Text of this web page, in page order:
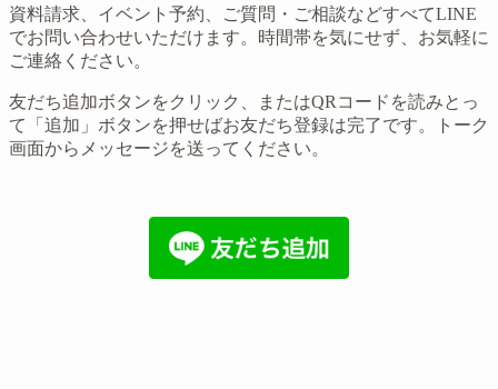
資料請求、イベント予約、ご質問・ご相談などすべてLINE
でお問い合わせいただけます。時間帯を気にせず、お気軽に
ご連絡ください。
友だち追加ボタンをクリック、またはQRコードを読みとっ
て「追加」ボタンを押せばお友だち登録は完了です。トーク
画面からメッセージを送ってください。